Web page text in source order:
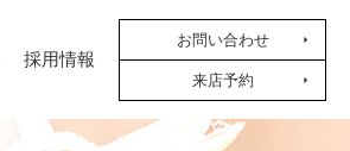
採用情報
お問い合わせ
来店予約